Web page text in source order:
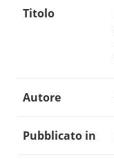
Titolo
Autore
Pubblicato in